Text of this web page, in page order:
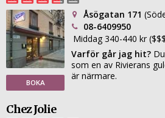
BOKA
Åsögatan 171
08-6409950
Middag 340-440 kr
Varför går jag hit?
som en av Rivierans
är närmare.
Chez Jolie